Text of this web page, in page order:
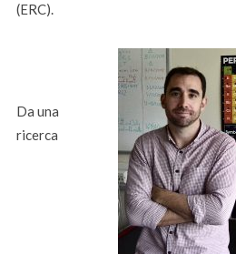
(ERC).
Da una
ricerca